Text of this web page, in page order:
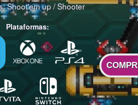
Shoot'em up /Shooter
Plataformas: